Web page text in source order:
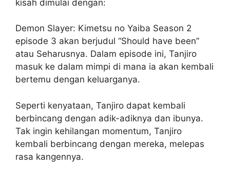
kisah dimulai dengan:
Demon Slayer: Kimetsu no Yaiba Season 2
episode 3 akan berjudul “Should have been”
atau Seharusnya. Dalam episode ini, Tanjiro
masuk ke dalam mimpi di mana ia akan kembali
bertemu dengan keluarganya.
Seperti kenyataan, Tanjiro dapat kembali
berbincang dengan adik-adiknya dan ibunya.
Tak ingin kehilangan momentum, Tanjiro
kembali berbincang dengan mereka, melepas
rasa kangennya.